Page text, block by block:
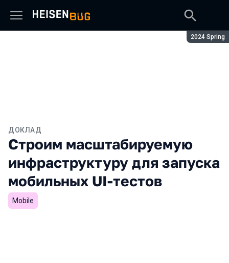
Сезон:
2024 Spring
ДОКЛАД
Строим масштабируемую
инфраструктуру для запуска
мобильных UI-тестов
Mobile